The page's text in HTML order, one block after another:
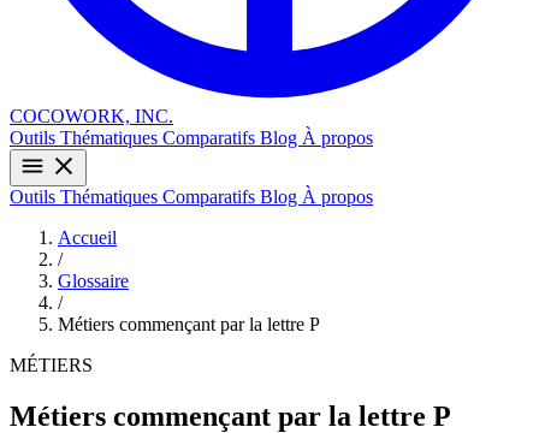
COCOWORK, INC.
Outils Thématiques Comparatifs Blog À propos
Outils Thématiques Comparatifs Blog À propos
Accueil
/
Glossaire
/
Métiers commençant par la lettre P
MÉTIERS
Métiers commençant par la lettre P